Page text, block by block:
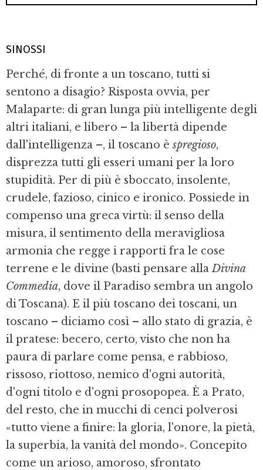
SINOSSI
Perché, di fronte a un toscano, tutti si
sentono a disagio? Risposta ovvia, per
Malaparte: di gran lunga più intelligente degli
altri italiani, e libero – la libertà dipende
dall'intelligenza –, il toscano èspregioso,
disprezza tutti gli esseri umani per la loro
stupidità. Per di più è sboccato, insolente,
crudele, fazioso, cinico e ironico. Possiede in
compenso una greca virtù: il senso della
misura, il sentimento della meravigliosa
armonia che regge i rapporti fra le cose
terrene e le divine (basti pensare allaDivina
Commedia, dove il Paradiso sembra un angolo
di Toscana). E il più toscano dei toscani, un
toscano – diciamo così – allo stato di grazia, è
il pratese: becero, certo, visto che non ha
paura di parlare come pensa, e rabbioso,
rissoso, riottoso, nemico d'ogni autorità,
d'ogni titolo e d'ogni prosopopea. È a Prato,
del resto, che in mucchi di cenci polverosi
«tutto viene a finire: la gloria, l'onore, la pietà,
la superbia, la vanità del mondo». Concepito
come un arioso, amoroso, sfrontato